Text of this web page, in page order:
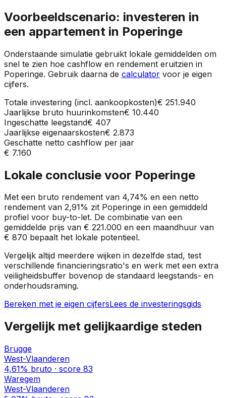
Voorbeeldscenario: investeren in
een appartement in Poperinge
Onderstaande simulatie gebruikt lokale gemiddelden om
snel te zien hoe cashflow en rendement eruitzien in
Poperinge. Gebruik daarna de calculator voor je eigen
cijfers.
Totale investering (incl. aankoopkosten)€ 251.940
Jaarlijkse bruto huurinkomsten€ 10.440
Ingeschatte leegstand€ 407
Jaarlijkse eigenaarskosten€ 2.873
Geschatte netto cashflow per jaar
€ 7.160
Lokale conclusie voor Poperinge
Met een bruto rendement van 4,74% en een netto
rendement van 2,91% zit Poperinge in een gemiddeld
profiel voor buy-to-let. De combinatie van een
gemiddelde prijs van € 221.000 en een maandhuur van
€ 870 bepaalt het lokale potentieel.
Vergelijk altijd meerdere wijken in dezelfde stad, test
verschillende financieringsratio's en werk met een extra
veiligheidsbuffer bovenop de standaard leegstands- en
onderhoudsraming.
Bereken met je eigen cijfersLees de investeringsgids
Vergelijk met gelijkaardige steden
Brugge
West-Vlaanderen
4,61% bruto · score 83
Waregem
West-Vlaanderen